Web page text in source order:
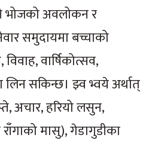
अवलोकन र
समुदायमा बच्चाको
विवाह, वार्षिकोत्सव,
लिन सकिन्छ। झ्व भ्वये अर्थात्
अचार, हरियो लसुन,
मासु), गेडागुडीका